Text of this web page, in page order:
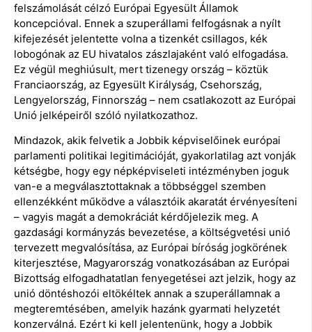
felszámolását célzó Európai Egyesült Államok
koncepcióval. Ennek a szuperállami felfogásnak a nyílt
kifejezését jelentette volna a tizenkét csillagos, kék
lobogónak az EU hivatalos zászlajaként való elfogadása.
Ez végül meghiúsult, mert tizenegy ország – köztük
Franciaország, az Egyesült Királyság, Csehország,
Lengyelország, Finnország – nem csatlakozott az Európai
Unió jelképeiről szóló nyilatkozathoz.
Mindazok, akik felvetik a Jobbik képviselőinek európai
parlamenti politikai legitimációját, gyakorlatilag azt vonják
kétségbe, hogy egy népképviseleti intézményben joguk
van-e a megválasztottaknak a többséggel szemben
ellenzékként működve a választóik akaratát érvényesíteni
– vagyis magát a demokráciát kérdőjelezik meg. A
gazdasági kormányzás bevezetése, a költségvetési unió
tervezett megvalósítása, az Európai bíróság jogkörének
kiterjesztése, Magyarország vonatkozásában az Európai
Bizottság elfogadhatatlan fenyegetései azt jelzik, hogy az
unió döntéshozói eltökéltek annak a szuperállamnak a
megteremtésében, amelyik hazánk gyarmati helyzetét
konzerválná. Ezért ki kell jelentenünk, hogy a Jobbik